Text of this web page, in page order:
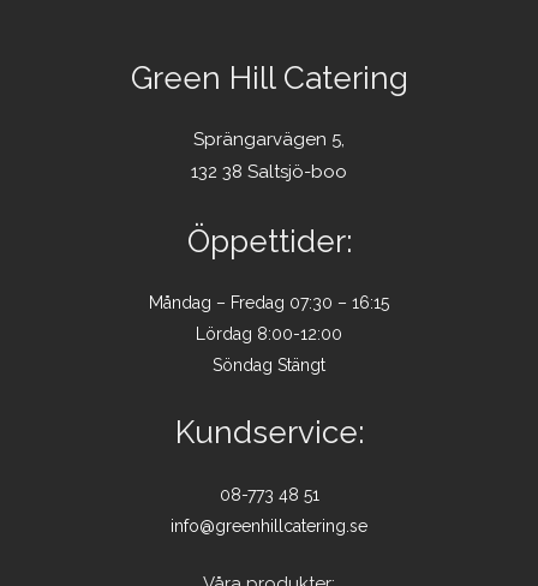
Green Hill Catering
Sprängarvägen 5,
132 38 Saltsjö-boo
Öppettider:
Måndag – Fredag 07:30 – 16:15
Lördag 8:00-12:00
Söndag Stängt
Kundservice:
08-773 48 51
info@greenhillcatering.se